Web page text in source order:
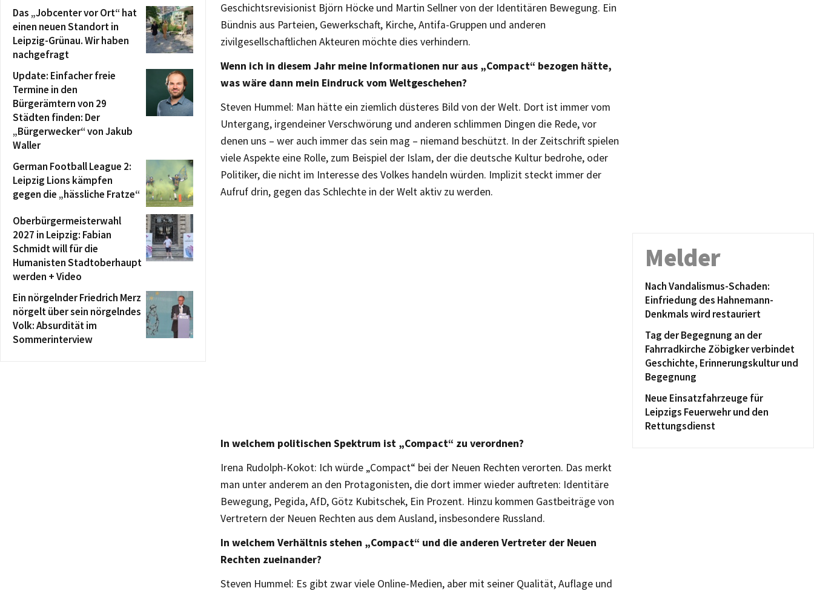
Geschichtsrevisionist Björn Höcke und Martin Sellner von der Identitären Bewegung. Ein
Bündnis aus Parteien, Gewerkschaft, Kirche, Antifa-Gruppen und anderen
zivilgesellschaftlichen Akteuren möchte dies verhindern.
Wenn ich in diesem Jahr meine Informationen nur aus „Compact“ bezogen hätte,
was wäre dann mein Eindruck vom Weltgeschehen?
Steven Hummel: Man hätte ein ziemlich düsteres Bild von der Welt. Dort ist immer vom
Untergang, irgendeiner Verschwörung und anderen schlimmen Dingen die Rede, vor
denen uns – wer auch immer das sein mag – niemand beschützt. In der Zeitschrift spielen
viele Aspekte eine Rolle, zum Beispiel der Islam, der die deutsche Kultur bedrohe, oder
Politiker, die nicht im Interesse des Volkes handeln würden. Implizit steckt immer der
Aufruf drin, gegen das Schlechte in der Welt aktiv zu werden.
In welchem politischen Spektrum ist „Compact“ zu verordnen?
Irena Rudolph-Kokot: Ich würde „Compact“ bei der Neuen Rechten verorten. Das merkt
man unter anderem an den Protagonisten, die dort immer wieder auftreten: Identitäre
Bewegung, Pegida, AfD, Götz Kubitschek, Ein Prozent. Hinzu kommen Gastbeiträge von
Vertretern der Neuen Rechten aus dem Ausland, insbesondere Russland.
In welchem Verhältnis stehen „Compact“ und die anderen Vertreter der Neuen
Rechten zueinander?
Steven Hummel: Es gibt zwar viele Online-Medien, aber mit seiner Qualität, Auflage und
Das „Jobcenter vor Ort“ hat
einen neuen Standort in
Leipzig-Grünau. Wir haben
nachgefragt
Update: Einfacher freie
Termine in den
Bürgerämtern von 29
Städten finden: Der
„Bürgerwecker“ von Jakub
Waller
German Football League 2:
Leipzig Lions kämpfen
gegen die „hässliche Fratze“
Oberbürgermeisterwahl
2027 in Leipzig: Fabian
Schmidt will für die
Humanisten Stadtoberhaupt
werden + Video
Ein nörgelnder Friedrich Merz
nörgelt über sein nörgelndes
Volk: Absurdität im
Sommerinterview
Melder
Nach Vandalismus-Schaden:
Einfriedung des Hahnemann-
Denkmals wird restauriert
Tag der Begegnung an der
Fahrradkirche Zöbigker verbindet
Geschichte, Erinnerungskultur und
Begegnung
Neue Einsatzfahrzeuge für
Leipzigs Feuerwehr und den
Rettungsdienst